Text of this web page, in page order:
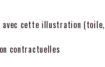
cette illustration
contractuelles